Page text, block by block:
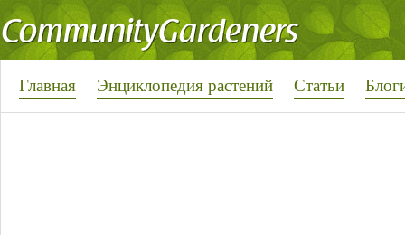
Главная Энциклопедия растений Статьи